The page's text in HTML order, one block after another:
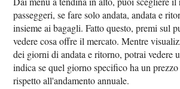
passeggeri, se fare solo andata, andata e
insieme ai bagagli. Fatto questo, premi sul
vedere cosa offre il mercato. Mentre
dei giorni di andata e ritorno, potrai vedere
indica se quel giorno specifico ha un
rispetto all'andamento annuale.